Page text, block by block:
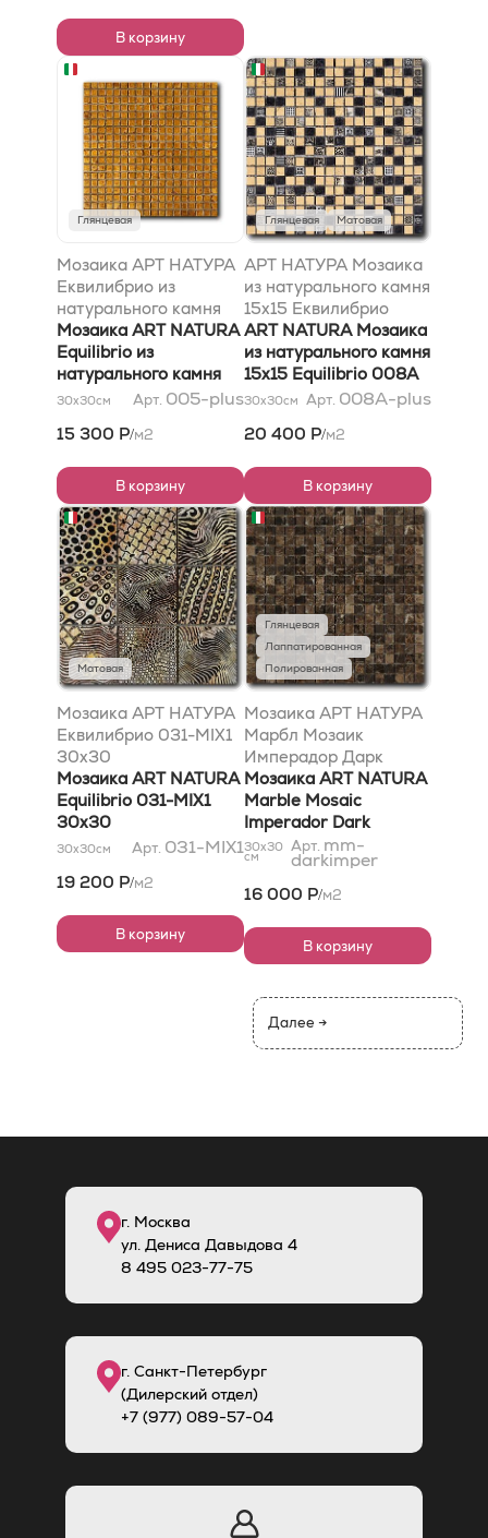
В корзину
Глянцевая
Мозаика АРТ НАТУРА
Еквилибрио из
натурального камня
005 Плюс 30x30
Мозаика ART NATURA
Equilibrio из
натурального камня
005 plus 30x30
30x30см Арт. 005-plus
15 300 Р/м2
В корзину
Глянцевая Матовая
АРТ НАТУРА Мозаика
из натурального камня
15x15 Еквилибрио
008A Плюс 300x300
ART NATURA Мозаика
из натурального камня
15x15 Equilibrio 008A
Plus 300x300
30x30см Арт. 008A-plus
20 400 Р/м2
В корзину
Матовая
Мозаика АРТ НАТУРА
Еквилибрио 031-MIX1
30x30
Мозаика ART NATURA
Equilibrio 031-MIX1
30x30
30x30см Арт. 031-MIX1
19 200 Р/м2
В корзину
Глянцевая
Лаппатированная
Полированная
Мозаика АРТ НАТУРА
Марбл Мозаик
Имперадор Дарк
30,5x30,5
Мозаика ART NATURA
Marble Mosaic
Imperador Dark
30,5x30,5
30x30
см
Арт. mm-
darkimper
16 000 Р/м2
В корзину
Далее →
г. Москва
ул. Дениса Давыдова 4
8 495 023-77-75
г. Санкт-Петербург
(Дилерский отдел)
+7 (977) 089-57-04